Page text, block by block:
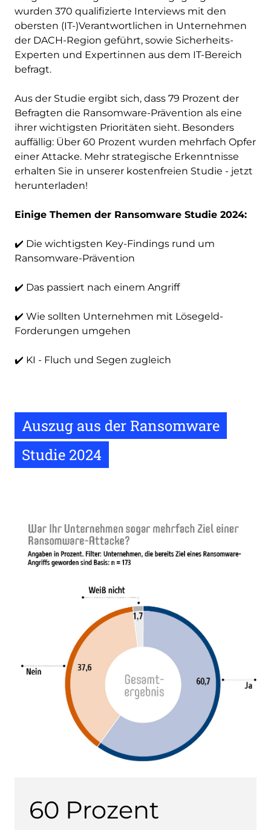
wurden 370 qualifizierte Interviews mit den
obersten (IT-)Verantwortlichen in Unternehmen
der DACH-Region geführt, sowie Sicherheits-
Experten und Expertinnen aus dem IT-Bereich
befragt.
Aus der Studie ergibt sich, dass 79 Prozent der
Befragten die Ransomware-Prävention als eine
ihrer wichtigsten Prioritäten sieht. Besonders
auffällig: Über 60 Prozent wurden mehrfach Opfer
einer Attacke. Mehr strategische Erkenntnisse
erhalten Sie in unserer kostenfreien Studie - jetzt
herunterladen!
Einige Themen der Ransomware Studie 2024:
✔️ Die wichtigsten Key-Findings rund um
Ransomware-Prävention
✔️ Das passiert nach einem Angriff
✔️ Wie sollten Unternehmen mit Lösegeld-
Forderungen umgehen
✔️ KI - Fluch und Segen zugleich
Auszug aus der Ransomware
Studie 2024
60 Prozent